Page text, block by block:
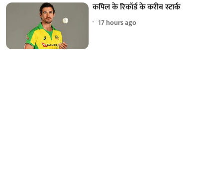
कपिल के रिकॉर्ड के करीब स्टार्क
17 hours ago